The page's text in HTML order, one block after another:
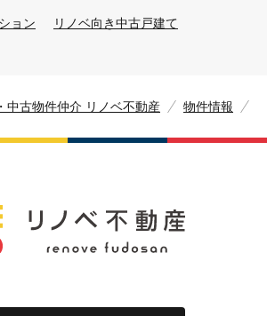
ョン リノベ向き中古戸建て
中古物件仲介 リノベ不動産 物件情報